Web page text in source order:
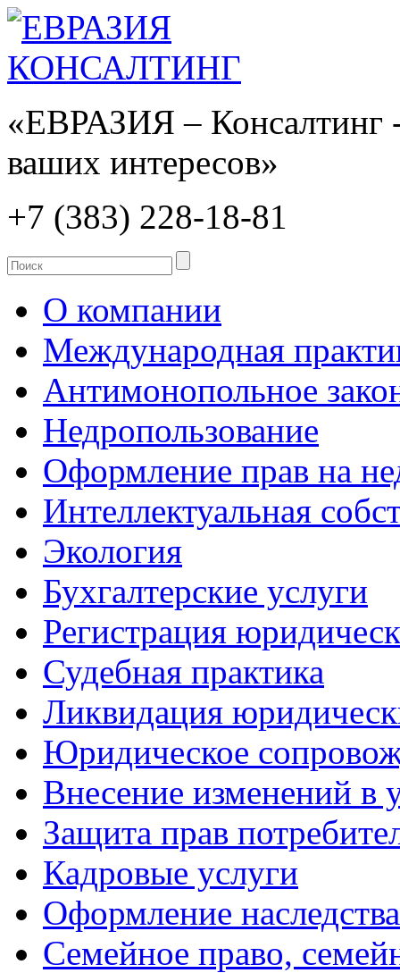
«ЕВРАЗИЯ – Консалтинг
ваших интересов»
+7 (383) 228-18-81
О компании
Международная
Антимонопольное
Недропользование
Оформление прав на
Интеллектуальная
Экология
Бухгалтерские услуги
Регистрация
Судебная практика
Ликвидация
Юридическое
Внесение изменений в
Защита прав
Кадровые услуги
Оформление наследства
Семейное право,